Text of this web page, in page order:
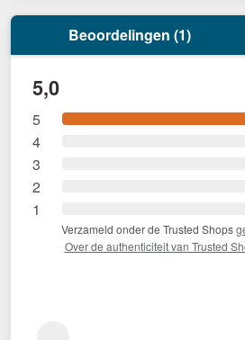
Beoordelingen (1)
5,0
5
4
3
2
1
Verzameld onder de Trusted Shops
Over de authenticiteit van Trusted